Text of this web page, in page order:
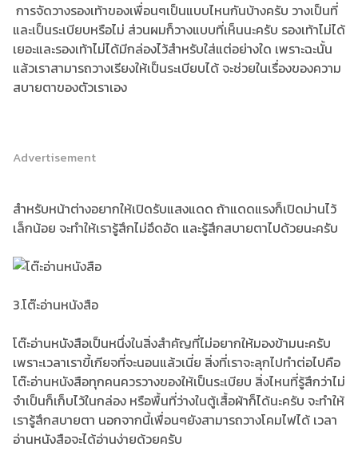
การจัดวางรองเท้าของเพื่อนๆเป็นแบบไหนกันบ้างครับ วางเป็นที่
และเป็นระเบียบหรือไม่ ส่วนผมก็วางแบบที่เห็นนะครับ รองเท้าไม่ได้
เยอะและรองเท้าไม่ได้มีกล่องไว้สำหรับใส่แต่อย่างใด เพราะฉะนั้น
แล้วเราสามารถวางเรียงให้เป็นระเบียบได้ จะช่วยในเรื่องของความ
สบายตาของตัวเราเอง
Advertisement
สำหรับหน้าต่างอยากให้เปิดรับแสงแดด ถ้าแดดแรงก็เปิดม่านไว้
เล็กน้อย จะทำให้เรารู้สึกไม่อึดอัด และรู้สึกสบายตาไปด้วยนะครับ
3.โต๊ะอ่านหนังสือ
โต๊ะอ่านหนังสือเป็นหนึ่งในสิ่งสำคัญที่ไม่อยากให้มองข้ามนะครับ
เพราะเวลาเราขี้เกียจที่จะนอนแล้วเนี่ย สิ่งที่เราจะลุกไปทำต่อไปคือ
โต๊ะอ่านหนังสือทุกคนควรวางของให้เป็นระเบียบ สิ่งไหนที่รู้สึกว่าไม่
จำเป็นก็เก็บไว้ในกล่อง หรือพื้นที่ว่างในตู้เสื้อผ้าก็ได้นะครับ จะทำให้
เรารู้สึกสบายตา นอกจากนี้เพื่อนๆยังสามารถวางโคมไฟได้ เวลา
อ่านหนังสือจะได้อ่านง่ายด้วยครับ